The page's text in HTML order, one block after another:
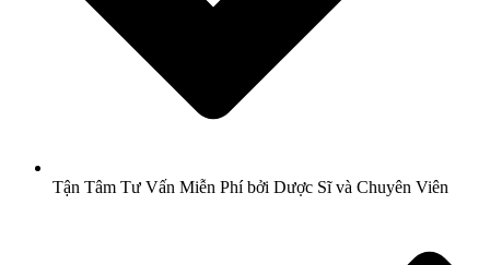
Tận Tâm Tư Vấn Miễn Phí bởi Dược Sĩ và Chuyên Viên